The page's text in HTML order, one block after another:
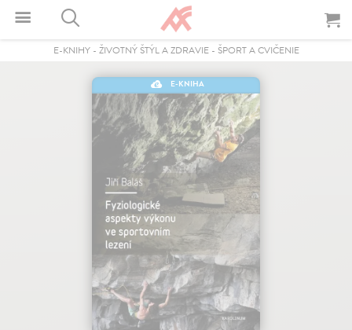
E-KNIHY- ŽIVOTNÝ ŠTÝL A ZDRAVIE- ŠPORT A CVIČENIE
E-KNIHA